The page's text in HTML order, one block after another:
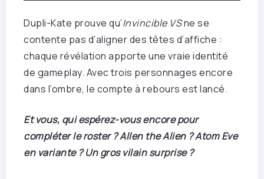
Dupli-Kate prouve qu’Invincible VSne se
contente pas d’aligner des têtes d’affiche :
chaque révélation apporte une vraie identité
de gameplay. Avec trois personnages encore
dans l’ombre, le compte à rebours est lancé.
Et vous, qui espérez-vous encore pour
compléter le roster ? Allen the Alien ? Atom Eve
en variante ? Un gros vilain surprise ?